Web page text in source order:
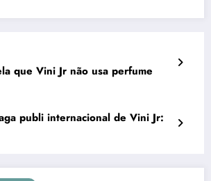
que Vini Jr não usa perfume
publi internacional de Vini Jr: